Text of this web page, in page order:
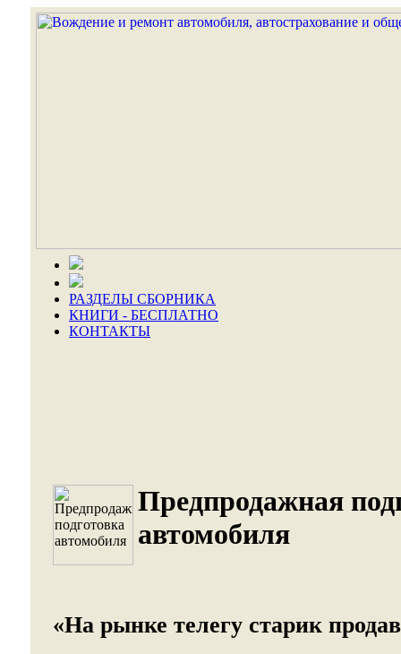
РАЗДЕЛЫ СБОРНИКА
КНИГИ - БЕСПЛАТНО
КОНТАКТЫ
Предпродажная
автомобиля
«На рынке телегу старик